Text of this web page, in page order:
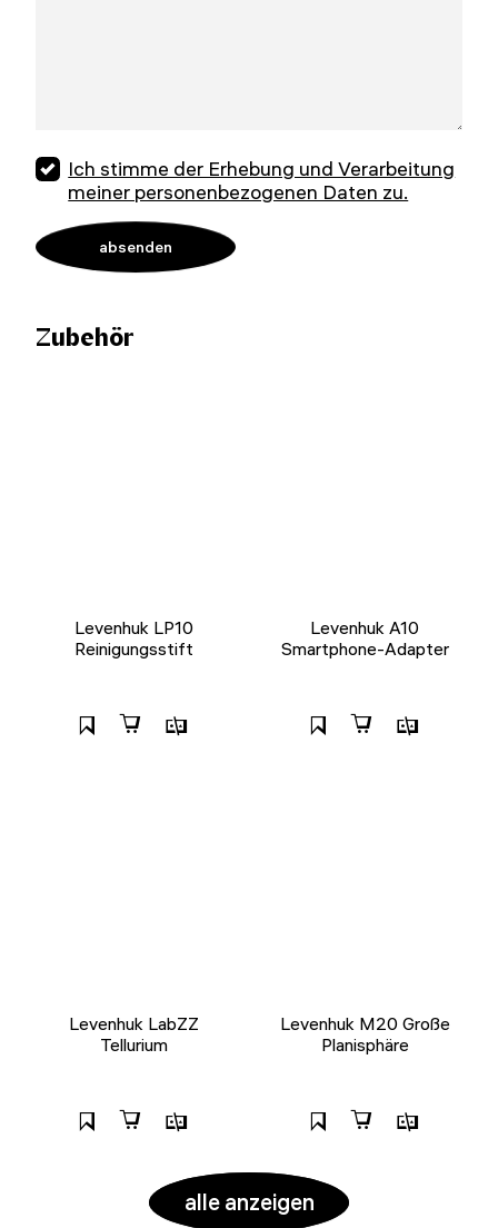
Ich stimme der Erhebung und Verarbeitung
meiner personenbezogenen Daten zu.
Zubehör
Levenhuk LP10
Reinigungsstift
Levenhuk A10
Smartphone-Adapter
Levenhuk LabZZ
Tellurium
Levenhuk M20 Große
Planisphäre
alle anzeigen